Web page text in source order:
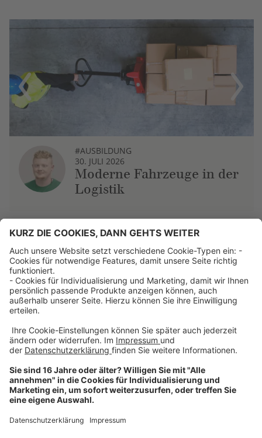
Previous
#AUSBILDUNG
30. JULI 2026
Moderne Fahrzeuge in der
Logistik
Next
Über uns
Dehner Unternehmen
Jobs bei Dehner